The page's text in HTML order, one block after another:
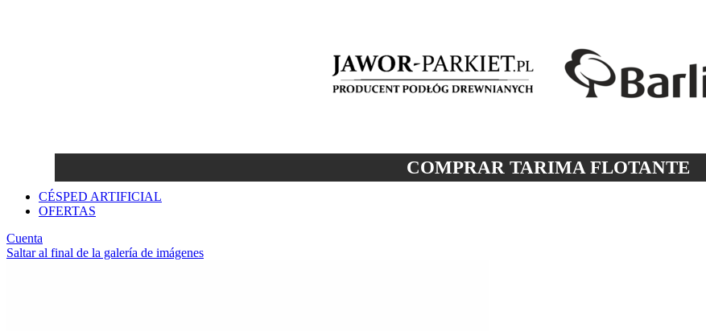
COMPRAR TARIMA FLOTANTE
CÉSPED ARTIFICIAL
OFERTAS
Cuenta
Saltar al final de la galería de imágenes